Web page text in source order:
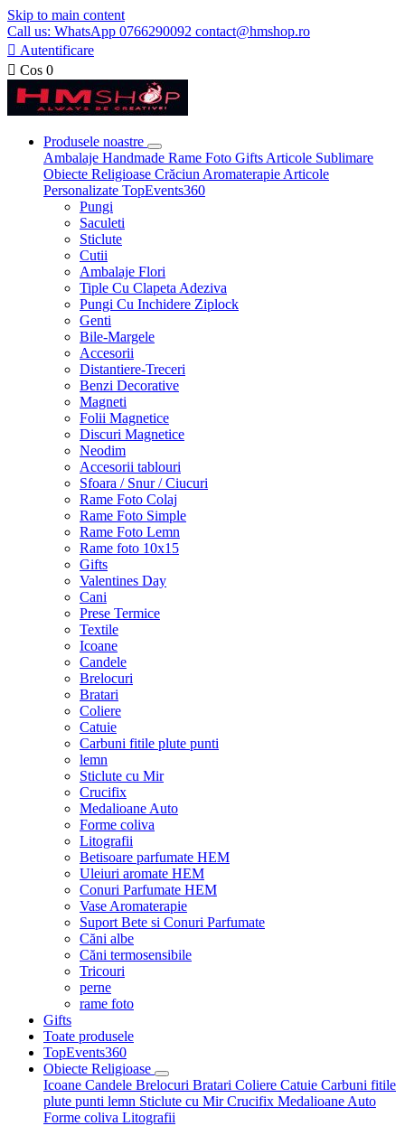
Skip to main content
Call us: WhatsApp 0766290092 contact@hmshop.ro
 Autentificare
 Cos 0
Produsele noastre
Ambalaje Handmade Rame Foto Gifts Articole Sublimare
Obiecte Religioase Crăciun Aromaterapie Articole
Personalizate TopEvents360
Pungi
Saculeti
Sticlute
Cutii
Ambalaje Flori
Tiple Cu Clapeta Adeziva
Pungi Cu Inchidere Ziplock
Genti
Bile-Margele
Accesorii
Distantiere-Treceri
Benzi Decorative
Magneti
Folii Magnetice
Discuri Magnetice
Neodim
Accesorii tablouri
Sfoara / Snur / Ciucuri
Rame Foto Colaj
Rame Foto Simple
Rame Foto Lemn
Rame foto 10x15
Gifts
Valentines Day
Cani
Prese Termice
Textile
Icoane
Candele
Brelocuri
Bratari
Coliere
Catuie
Carbuni fitile plute punti
lemn
Sticlute cu Mir
Crucifix
Medalioane Auto
Forme coliva
Litografii
Betisoare parfumate HEM
Uleiuri aromate HEM
Conuri Parfumate HEM
Vase Aromaterapie
Suport Bete si Conuri Parfumate
Căni albe
Căni termosensibile
Tricouri
perne
rame foto
Gifts
Toate produsele
TopEvents360
Obiecte Religioase
Icoane Candele Brelocuri Bratari Coliere Catuie Carbuni fitile
plute punti lemn Sticlute cu MirCrucifix Medalioane Auto
Forme coliva Litografii